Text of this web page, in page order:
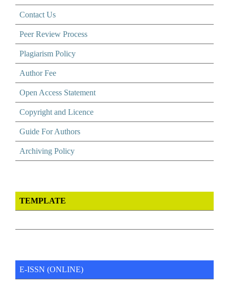
Contact Us
Peer Review Process
Plagiarism Policy
Author Fee
Open Access Statement
Copyright and Licence
Guide For Authors
Archiving Policy
TEMPLATE
E-ISSN (ONLINE)